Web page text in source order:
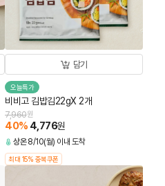
담기
오늘특가
비비고 김밥김22gX 2개
7,960원
40% 4,776원
상온 8/10(월) 이내 도착
최대 15% 중복쿠폰